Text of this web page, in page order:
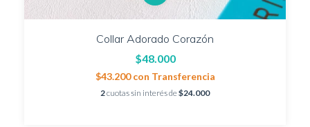
Collar Adorado Corazón
$48.000
$43.200con Transferencia
2cuotas sin interés de$24.000